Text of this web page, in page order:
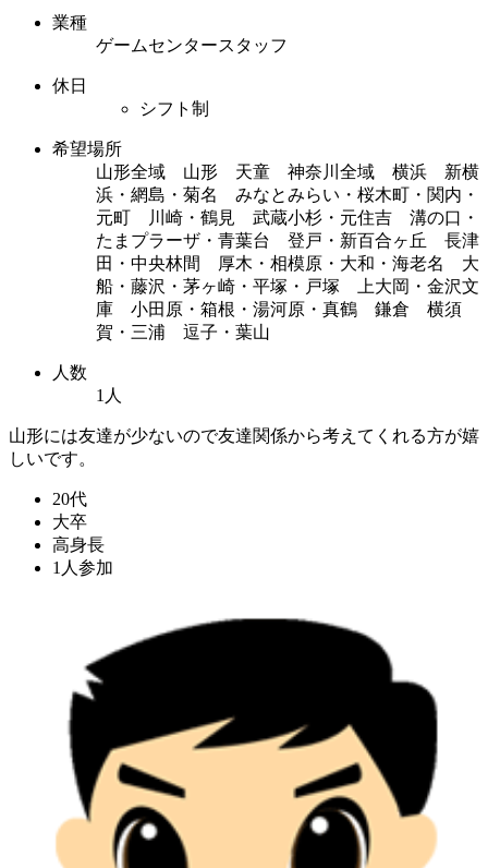
業種
ゲームセンタースタッフ
休日
シフト制
希望場所
山形全域 山形 天童 神奈川全域 横浜 新横
浜・網島・菊名 みなとみらい・桜木町・関内・
元町 川崎・鶴見 武蔵小杉・元住吉 溝の口・
たまプラーザ・青葉台 登戸・新百合ヶ丘 長津
田・中央林間 厚木・相模原・大和・海老名 大
船・藤沢・茅ヶ崎・平塚・戸塚 上大岡・金沢文
庫 小田原・箱根・湯河原・真鶴 鎌倉 横須
賀・三浦 逗子・葉山
人数
1人
山形には友達が少ないので友達関係から考えてくれる方が嬉
しいです。
20代
大卒
高身長
1人参加